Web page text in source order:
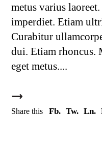
metus varius
imperdiet. Etiam
Curabitur
dui. Etiam rhoncus.
eget metus.
Share this Fb. Tw. Ln.